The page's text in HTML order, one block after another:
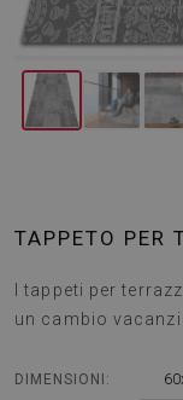
TAPPETO PER
I tappeti per
un cambio
DIMENSIONI: